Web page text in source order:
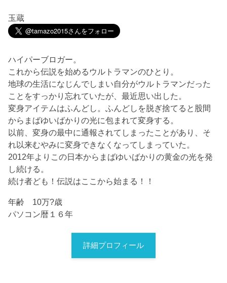
玉蔵
ハイパーブロガー。
これから伝説を始めるウルトラマンのひとり。
地球の生活になじんでしまい自分がウルトラマンだった
ことをすっかり忘れていたが、最近思い出した。
変身アイテムはふんどし。ふんどしを脱ぎ捨てると股間
からまばゆいばかりの光に包まれて変身する。
以前、変身の最中に通報されてしまったことがあり、そ
れ以来むやみに変身できなくなってしまっていた。
2012年よりこの日本からまばゆいばかりの黄金の光を発
し続ける。
続け者ども！伝説はここから始まる！！
年齢 10万?歳
パソコン暦１６年
詳細プロフィール